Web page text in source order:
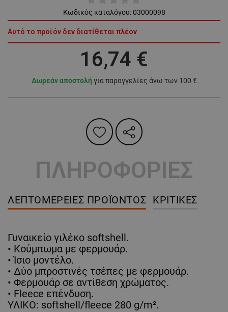
Κωδικός καταλόγου: 03000098
Αυτό το προϊόν δεν διατίθεται πλέον
16,74 €
Δωρεάν αποστολή για παραγγελίες άνω των 100 €
ΠΛΗΡΟΦΟΡΙΕΣ
ΛΕΠΤΟΜΈΡΕΙΕΣ ΠΡΟΪΌΝΤΟΣ ΚΡΙΤΙΚΈΣ
Γυναικείο γιλέκο softshell.
• Κούμπωμα με φερμουάρ.
• Ίσιο μοντέλο.
• Δύο μπροστινές τσέπες με φερμουάρ.
• Φερμουάρ σε αντίθεση χρώματος.
• Fleece επένδυση.
ΥΛΙΚΟ: softshell/fleece 280 g/m².